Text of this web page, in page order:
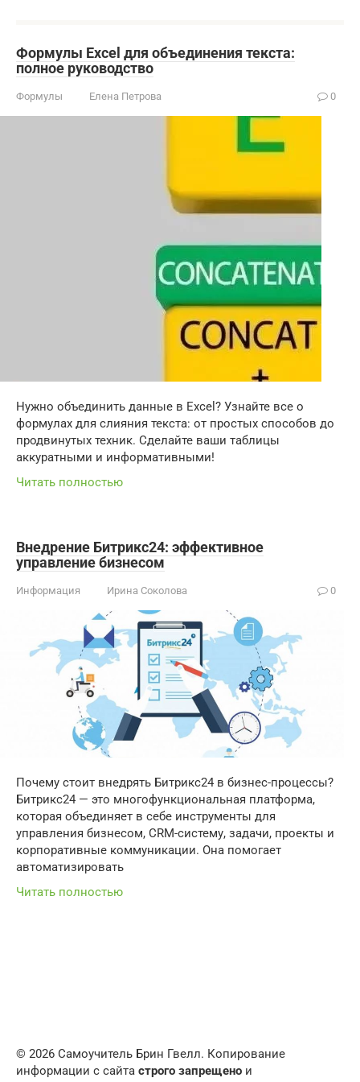
Формулы Excel для объединения текста:
полное руководство
Формулы Елена Петрова 0
Нужно объединить данные в Excel? Узнайте все о
формулах для слияния текста: от простых способов до
продвинутых техник. Сделайте ваши таблицы
аккуратными и информативными!
Читать полностью
Внедрение Битрикс24: эффективное
управление бизнесом
Информация Ирина Соколова 0
Почему стоит внедрять Битрикс24 в бизнес-процессы?
Битрикс24 — это многофункциональная платформа,
которая объединяет в себе инструменты для
управления бизнесом, CRM-систему, задачи, проекты и
корпоративные коммуникации. Она помогает
автоматизировать
Читать полностью
© 2026 Самоучитель Брин Гвелл. Копирование
информации с сайта строго запрещено и